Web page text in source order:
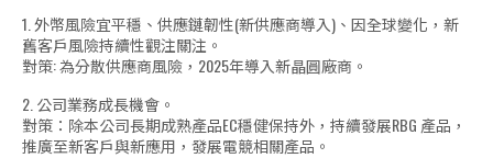
1. 外幣風險宜平穩、供應鏈韌性(新供應商導入)、因全球變化，新
舊客戶風險持續性觀注關注。
對策: 為分散供應商風險，2025年導入新晶圓廠商。
2. 公司業務成長機會。
對策：除本公司長期成熟產品EC穩健保持外，持續發展RBG 產品，
推廣至新客戶與新應用，發展電競相關產品。